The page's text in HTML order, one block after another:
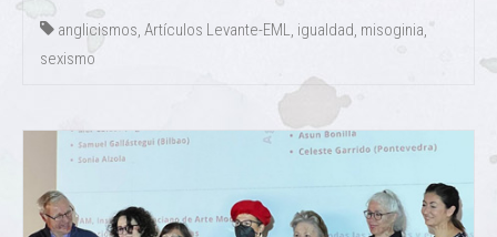
anglicismos, Artículos Levante-EML, igualdad, misoginia,
sexismo